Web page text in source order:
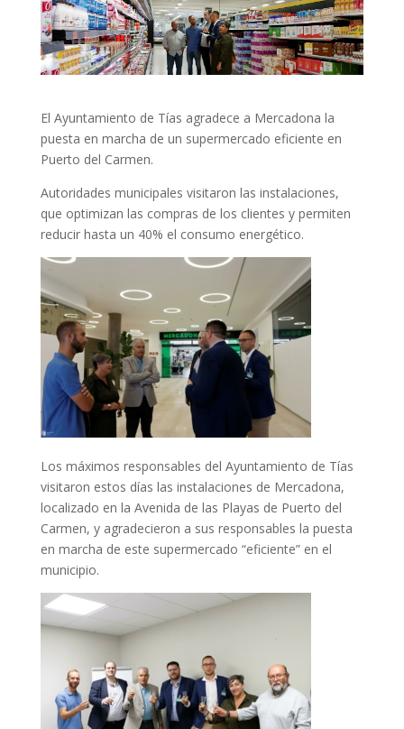
El Ayuntamiento de Tías agradece a Mercadona la
puesta en marcha de un supermercado eficiente en
Puerto del Carmen.
Autoridades municipales visitaron las instalaciones,
que optimizan las compras de los clientes y permiten
reducir hasta un 40% el consumo energético.
Los máximos responsables del Ayuntamiento de Tías
visitaron estos días las instalaciones de Mercadona,
localizado en la Avenida de las Playas de Puerto del
Carmen, y agradecieron a sus responsables la puesta
en marcha de este supermercado “eficiente” en el
municipio.